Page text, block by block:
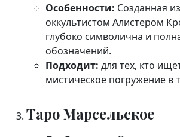
Особенности: Созданная
оккультистом Алистером
глубоко символична и
обозначений.
Подходит: для тех, кто
мистическое погружение в
Таро Марсельское